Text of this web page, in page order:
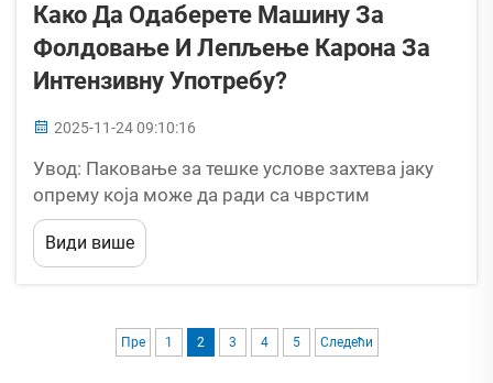
Како Да Одаберете Машину За
Фолдовање И Лепљење Карона За
Интензивну Употребу?
2025-11-24 09:10:16
Увод: Паковање за тешке услове захтева јаку
опрему која може да ради са чврстим
материјалима и високим захтевима у
производњи. Ако тражите машину која може да
обради дебеле карон платне свакодневно,
основних варијанти...
Види више
Пре 1 2 3 4 5 Следећи